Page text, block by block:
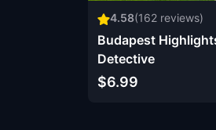
4.58(162 reviews)
Budapest
Detective
$6.99